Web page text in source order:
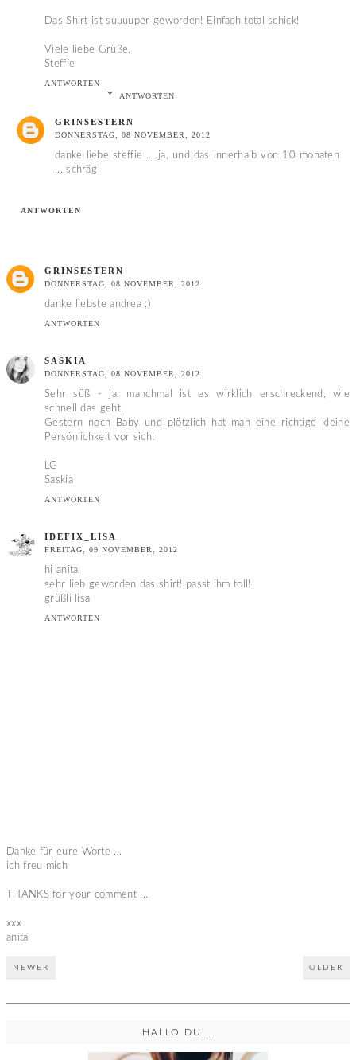
Das Shirt ist suuuuper geworden! Einfach total schick!
Viele liebe Grüße,
Steffie
ANTWORTEN
ANTWORTEN
GRINSESTERN
DONNERSTAG, 08 NOVEMBER, 2012
danke liebe steffie ... ja, und das innerhalb von 10 monaten
... schräg
ANTWORTEN
GRINSESTERN
DONNERSTAG, 08 NOVEMBER, 2012
danke liebste andrea ;)
ANTWORTEN
SASKIA
DONNERSTAG, 08 NOVEMBER, 2012
Sehr süß - ja, manchmal ist es wirklich erschreckend, wie
schnell das geht.
Gestern noch Baby und plötzlich hat man eine richtige kleine
Persönlichkeit vor sich!
LG
Saskia
ANTWORTEN
IDEFIX_LISA
FREITAG, 09 NOVEMBER, 2012
hi anita,
sehr lieb geworden das shirt! passt ihm toll!
grüßli lisa
ANTWORTEN
Danke für eure Worte ...
ich freu mich
THANKS for your comment ...
xxx
anita
NEWER OLDER
HALLO DU...